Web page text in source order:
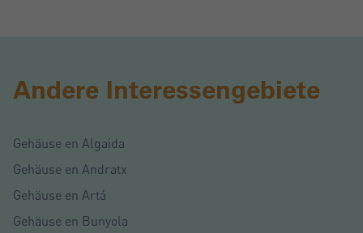
Andere Interessengebiete
Gehäuse en Algaida
Gehäuse en Andratx
Gehäuse en Artá
Gehäuse en Bunyola